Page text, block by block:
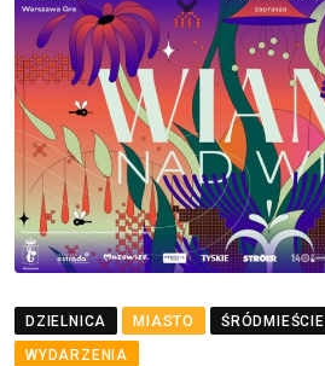
DZIELNICA MIASTO ŚRÓDMIEŚCIE
WYDARZENIA